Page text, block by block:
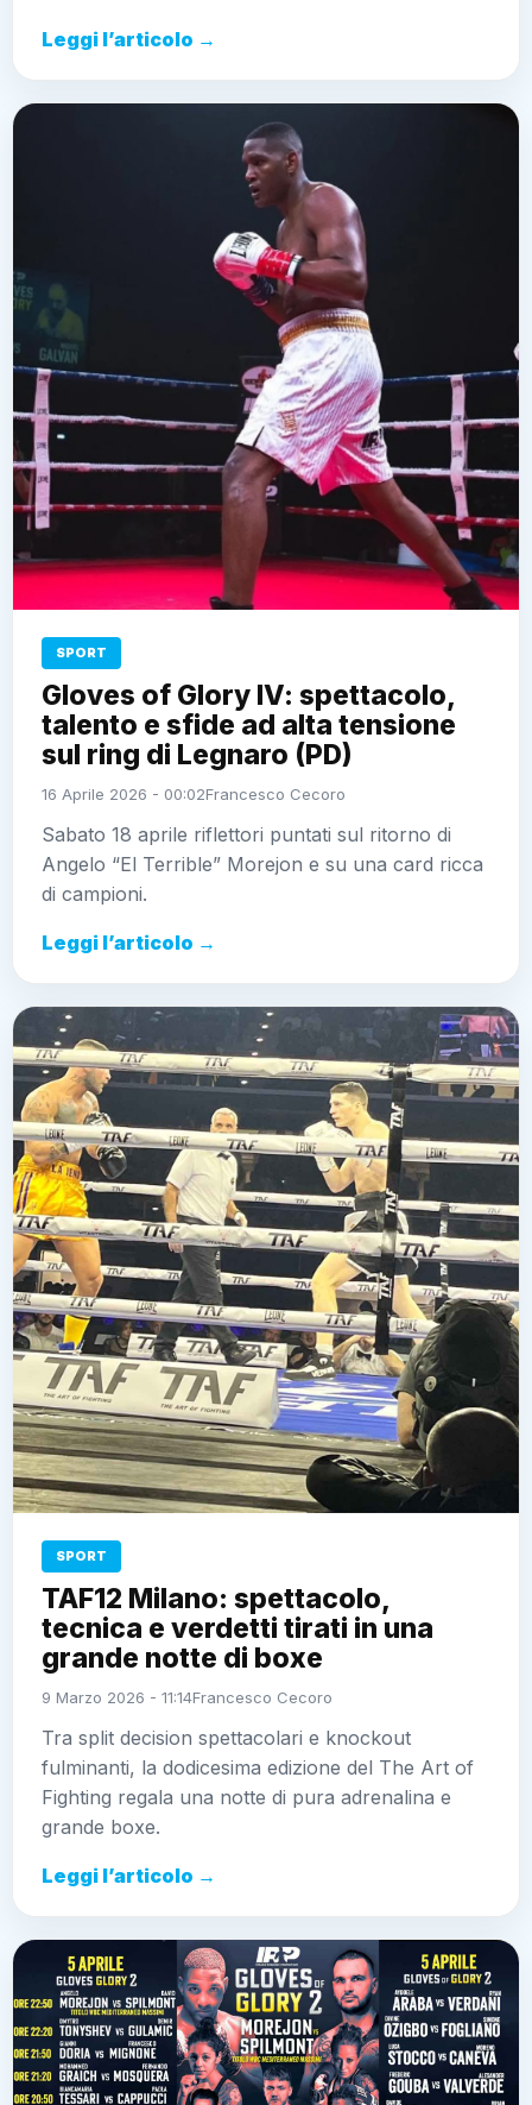
Leggi l’articolo →
SPORT
Gloves of Glory IV: spettacolo,
talento e sfide ad alta tensione
sul ring di Legnaro (PD)
16 Aprile 2026 - 00:02Francesco Cecoro
Sabato 18 aprile riflettori puntati sul ritorno di
Angelo “El Terrible” Morejon e su una card ricca
di campioni.
Leggi l’articolo →
SPORT
TAF12 Milano: spettacolo,
tecnica e verdetti tirati in una
grande notte di boxe
9 Marzo 2026 - 11:14Francesco Cecoro
Tra split decision spettacolari e knockout
fulminanti, la dodicesima edizione del The Art of
Fighting regala una notte di pura adrenalina e
grande boxe.
Leggi l’articolo →